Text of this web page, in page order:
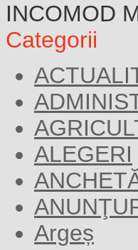
INCOMOD
Categorii
ALEGERI
Argeș